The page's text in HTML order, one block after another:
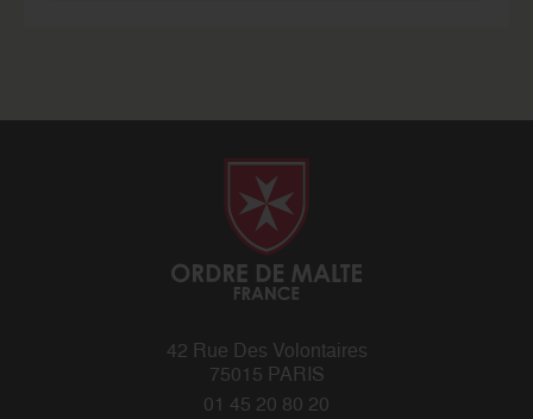
42 Rue Des Volontaires
75015 PARIS
01 45 20 80 20